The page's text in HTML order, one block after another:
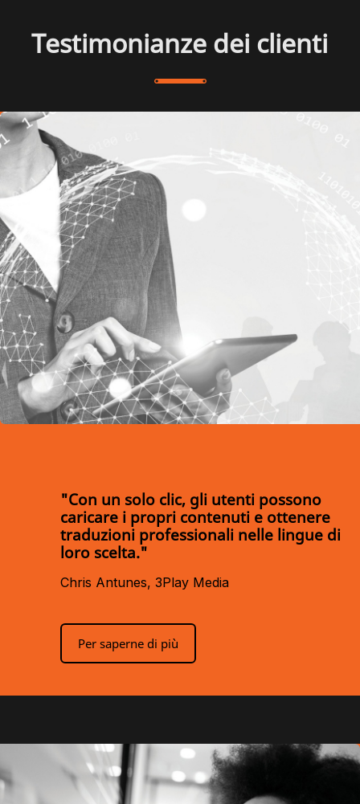
Testimonianze dei clienti
"Con un solo clic, gli utenti possono
caricare i propri contenuti e ottenere
traduzioni professionali nelle lingue di
loro scelta."
Chris Antunes, 3Play Media
Per saperne di più